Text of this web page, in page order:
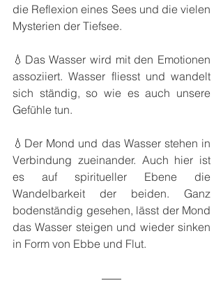
die Reflexion eines Sees und die vielen
Mysterien der Tiefsee.
💧Das Wasser wird mit den Emotionen
assoziiert. Wasser fliesst und wandelt
sich ständig, so wie es auch unsere
Gefühle tun.
💧Der Mond und das Wasser stehen in
Verbindung zueinander. Auch hier ist
es auf spiritueller Ebene die
Wandelbarkeit der beiden. Ganz
bodenständig gesehen, lässt der Mond
das Wasser steigen und wieder sinken
in Form von Ebbe und Flut.